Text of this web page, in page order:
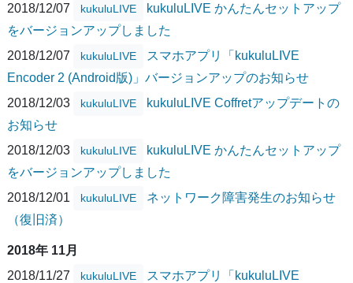
2018/12/07 kukuluLIVE
kukuluLIVE かんたんセットアップ
をバージョンアップしました
2018/12/07
kukuluLIVE
スマホアプリ「kukuluLIVE
Encoder 2 (Android版)」バージョンアップのお知らせ
2018/12/03
kukuluLIVE
kukuluLIVE Coffretアップデートの
お知らせ
2018/12/03
kukuluLIVE
kukuluLIVE かんたんセットアップ
をバージョンアップしました
2018/12/01
kukuluLIVE
ネットワーク障害発生のお知らせ
（復旧済）
2018年 11月
2018/11/27
kukuluLIVE
スマホアプリ「kukuluLIVE